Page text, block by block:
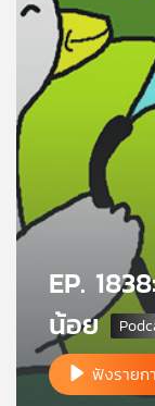
บทความ
ข่าว
และ
เกี่ยว
เครือ
EP.
น้อย
ฟังรายก